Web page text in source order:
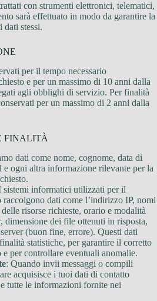
con strumenti elettronici, telematici,
sarà effettuato in modo da garantire la
dati stessi.
per il tempo necessario
e per un massimo di 10 anni dalla
agli obblighi di servizio. Per finalità
per un massimo di 2 anni dalla
FINALITÀ
dati come nome, cognome, data di
e ogni altra informazione rilevante per la
sistemi informatici utilizzati per il
dati come l’indirizzo IP, nomi
risorse richieste, orario e modalità
dimensione dei file ottenuti in risposta,
(buon fine, errore). Questi dati
statistiche, per garantire il corretto
per controllare eventuali anomalie.
: Quando invii messaggi o compili
acquisisce i tuoi dati di contatto
tutte le informazioni fornite nei